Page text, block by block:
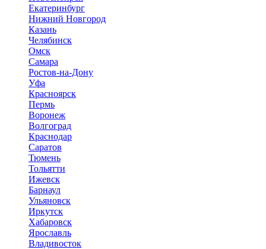
Екатеринбург
Нижний Новгород
Казань
Челябинск
Омск
Самара
Ростов-на-Дону
Уфа
Красноярск
Пермь
Воронеж
Волгоград
Краснодар
Саратов
Тюмень
Тольятти
Ижевск
Барнаул
Ульяновск
Иркутск
Хабаровск
Ярославль
Владивосток